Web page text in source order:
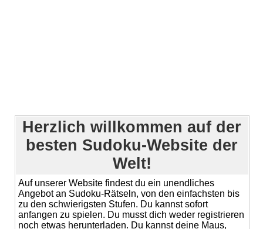
Herzlich willkommen auf der
besten Sudoku-Website der
Welt!
Auf unserer Website findest du ein unendliches
Angebot an Sudoku-Rätseln, von den einfachsten bis
zu den schwierigsten Stufen. Du kannst sofort
anfangen zu spielen. Du musst dich weder registrieren
noch etwas herunterladen. Du kannst deine Maus,